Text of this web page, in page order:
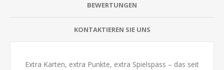
BEWERTUNGEN
KONTAKTIEREN SIE UNS
Extra Karten, extra Punkte, extra Spielspass – das seit